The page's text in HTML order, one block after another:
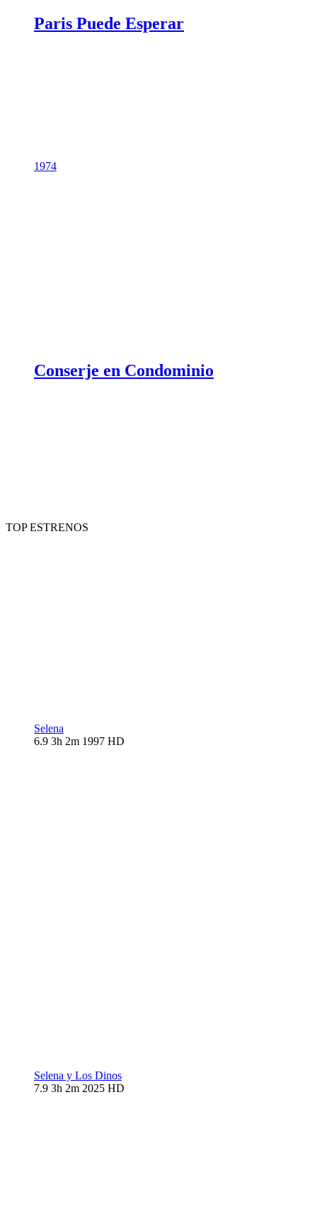
Paris Puede Esperar
1974
Conserje en Condominio
TOP ESTRENOS
Selena
6.9 3h 2m 1997 HD
Selena y Los Dinos
7.9 3h 2m 2025 HD